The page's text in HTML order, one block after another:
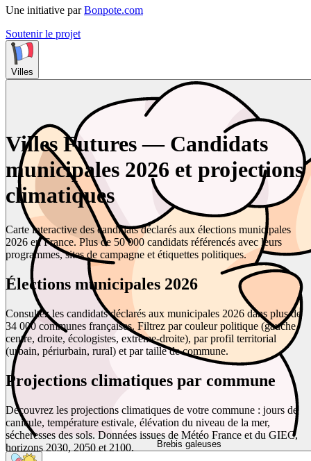
Une initiative par Bonpote.com
Soutenir le projet
Villes
Brebis galeuses
Villes Futures — Candidats
municipales 2026 et projections
climatiques
Carte interactive des candidats déclarés aux élections municipales
2026 en France. Plus de 50 000 candidats référencés avec leurs
programmes, sites de campagne et étiquettes politiques.
Élections municipales 2026
Consultez les candidats déclarés aux municipales 2026 dans plus de
34 000 communes françaises. Filtrez par couleur politique (gauche,
centre, droite, écologistes, extrême-droite), par profil territorial
(urbain, périurbain, rural) et par taille de commune.
Projections climatiques par commune
Découvrez les projections climatiques de votre commune : jours de
canicule, température estivale, élévation du niveau de la mer,
sécheresses des sols. Données issues de Météo France et du GIEC,
horizons 2030, 2050 et 2100.